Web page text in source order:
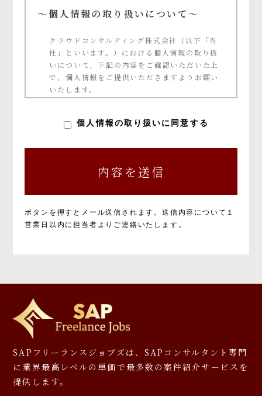
～個人情報の取り扱いについて～
クラウドコンサルティング株式会社（以下「当
社」といいます。）における個人情報の取り扱
いについて、下記の内容をご確認いただいた上
で、個人情報をご提供いただきますようお願い
いたします。
以下のとおりです。
③ご本人の承諾に基づく、当社サービス利用
企業への個人情報提供
ー等への応募、プレゼント発送等
※お預かりした書類については、一部お返しで
きないことがありますのでご了承ください。
個人情報を提供しなかった場合に生じる結
果について
必要となる項目を入力いただかない場合は、本
個人情報の取り扱いに同意する
ボタンを押すとメール送信されます。 送信内容について１
営業日以内に担当者よりご連絡いたします。
SAPフリーランスジョブズは、SAPコンサルタント専門
に 業界最高レベルの単価で最多数の案件紹介サービスを
提供します。